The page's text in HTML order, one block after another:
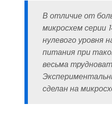
В отличие от
микросхем серии
нулевого уровня
питания при
весьма
сделан на